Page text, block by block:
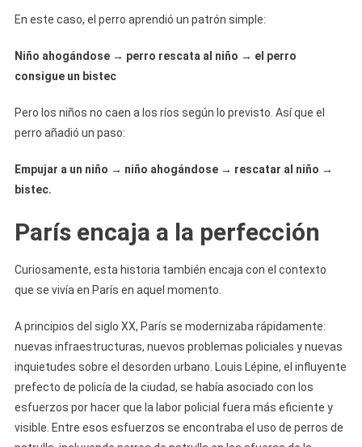
En este caso, el perro aprendió un patrón simple:
Niño ahogándose → perro rescata al niño → el perro
consigue un bistec
Pero los niños no caen a los ríos según lo previsto. Así que el
perro añadió un paso:
Empujar a un niño → niño ahogándose → rescatar al niño →
bistec.
París encaja a la perfección
Curiosamente, esta historia también encaja con el contexto
que se vivía en París en aquel momento.
A principios del siglo XX, París se modernizaba rápidamente:
nuevas infraestructuras, nuevos problemas policiales y nuevas
inquietudes sobre el desorden urbano. Louis Lépine, el influyente
prefecto de policía de la ciudad, se había asociado con los
esfuerzos por hacer que la labor policial fuera más eficiente y
visible. Entre esos esfuerzos se encontraba el uso de perros de